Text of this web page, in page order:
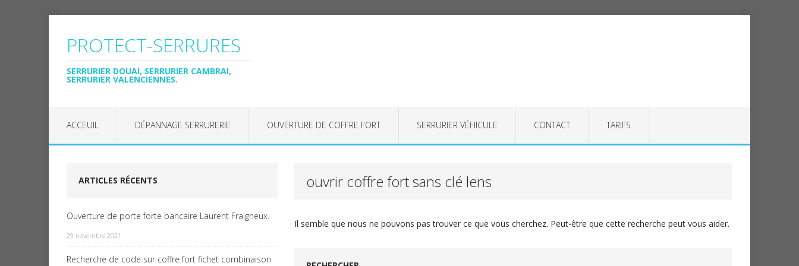
PROTECT-SERRURES
SERRURIER DOUAI, SERRURIER CAMBRAI,
SERRURIER VALENCIENNES.
ACCEUIL DÉPANNAGE SERRURERIE OUVERTURE DE COFFRE FORT SERRURIER VÉHICULE CONTACT TARIFS
ouvrir coffre fort sans clé lens
Il semble que nous ne pouvons pas trouver ce que vous cherchez. Peut-être que cette recherche peut vous aider.
ARTICLES RÉCENTS
Ouverture de porte forte bancaire Laurent Fraigneux.
29 novembre 2021
Recherche de code sur coffre fort fichet combinaison